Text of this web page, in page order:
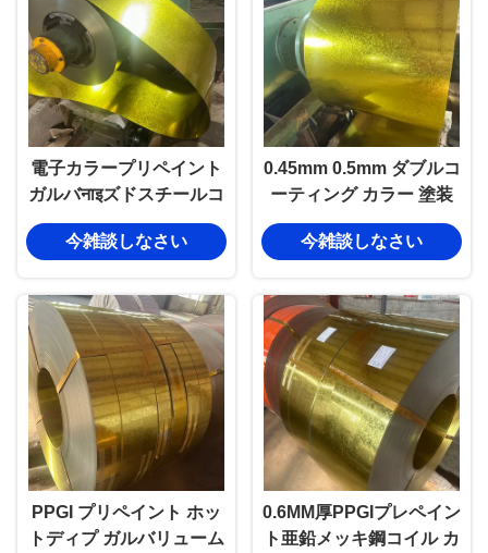
電子カラープリペイント
ガルバनाइズドスチールコ
イルシートロール
0.14mm-0.6mm
今雑談しなさい
0.45mm 0.5mm ダブルコ
ーティング カラー 塗装
ガルバネス 鋼ロール ガル
バリュー PPGI PPGL 鋼
今雑談しなさい
PPGI プリペイント ホッ
トディプ ガルバリューム
0.6MM厚PPGIプレペイン
ト亜鉛メッキ鋼コイル カ